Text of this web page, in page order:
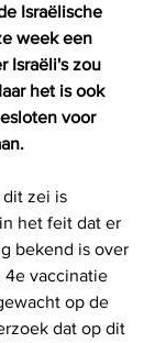
Israëlische
week een
Israëli's zou
het is ook
voor
dit zei is
het feit dat er
bekend is over
vaccinatie
op de
dat op dit